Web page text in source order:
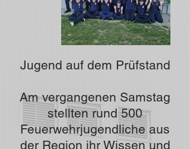
Jugend auf dem Prüfstand
Am vergangenen Samstag
stellten rund 500
Feuerwehrjugendliche aus
der Region ihr Wissen und